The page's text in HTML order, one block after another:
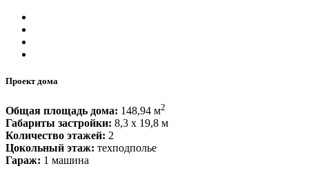
Проект дома
Общая площадь дома: 148,94 м2
Габариты застройки: 8,3 x 19,8 м
Количество этажей: 2
Цокольный этаж: техподполье
Гараж: 1 машина